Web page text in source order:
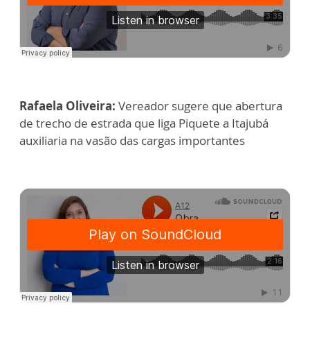
Rafaela Oliveira: Vereador sugere que abertura
de trecho de estrada que liga Piquete a Itajubá
auxiliaria na vasão das cargas importantes